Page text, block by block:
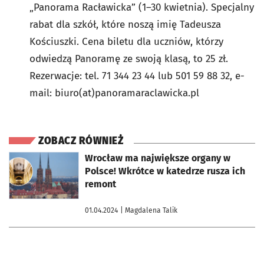
„Panorama Racławicka” (1–30 kwietnia). Specjalny
rabat dla szkół, które noszą imię Tadeusza
Kościuszki. Cena biletu dla uczniów, którzy
odwiedzą Panoramę ze swoją klasą, to 25 zł.
Rezerwacje: tel. 71 344 23 44 lub 501 59 88 32, e-
mail: biuro(at)panoramaraclawicka.pl
ZOBACZ RÓWNIEŻ
Wrocław ma największe organy w
Polsce! Wkrótce w katedrze rusza ich
remont
01.04.2024 | Magdalena Talik
otworzy się w nowej karcie